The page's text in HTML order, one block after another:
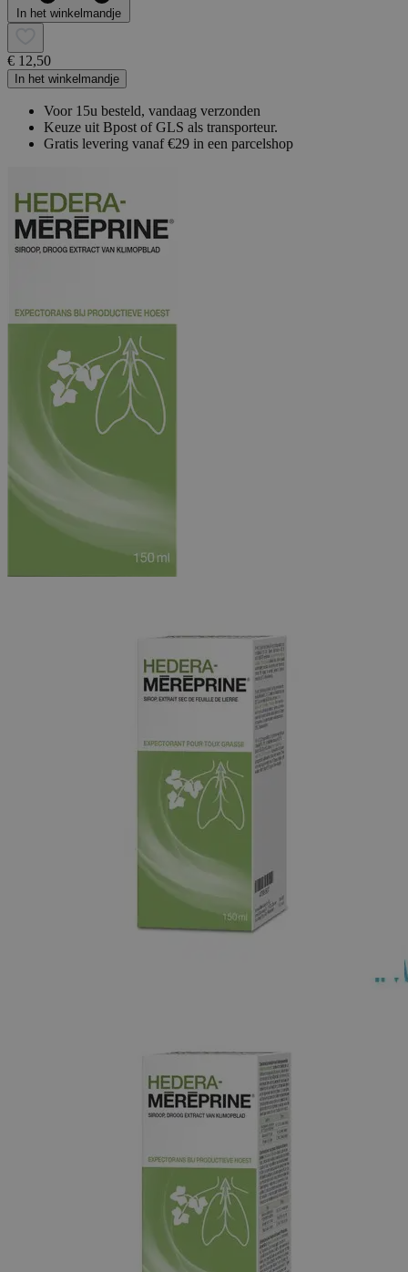
In het winkelmandje
€ 12,50
In het winkelmandje
Voor 15u besteld, vandaag verzonden
Keuze uit Bpost of GLS als transporteur.
Gratis levering vanaf €29 in een parcelshop